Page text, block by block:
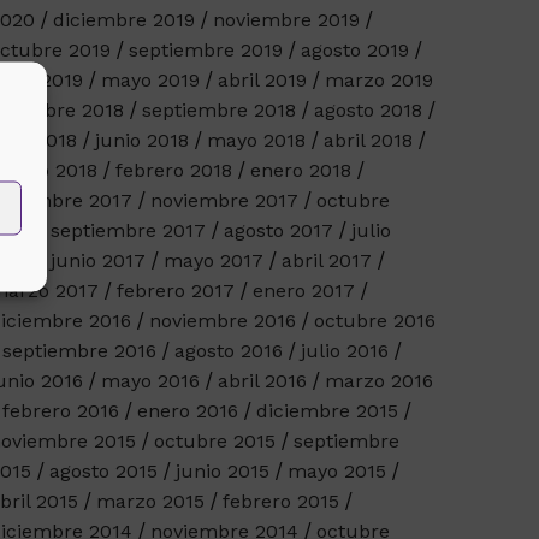
diciembre 2019
noviembre 2019
2019
septiembre 2019
agosto 2019
junio 2019
mayo 2019 abril 2019
marzo 2019
octubre 2018
septiembre 2018
agosto 2018
julio 2018
junio 2018 mayo 2018
abril 2018
marzo 2018
febrero 2018
enero 2018
diciembre 2017
noviembre 2017
octubre
septiembre 2017 agosto 2017
julio
junio 2017 mayo 2017
abril 2017
2017
febrero 2017
enero 2017
2016
noviembre 2016
octubre 2016
septiembre 2016
agosto 2016
julio 2016
2016
mayo 2016 abril 2016
marzo 2016
febrero 2016
enero 2016
diciembre 2015
2015
octubre 2015
septiembre
agosto 2015 junio 2015
mayo 2015
2015
marzo 2015
febrero 2015
2014
noviembre 2014
octubre